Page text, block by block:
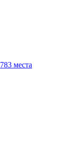
783 места